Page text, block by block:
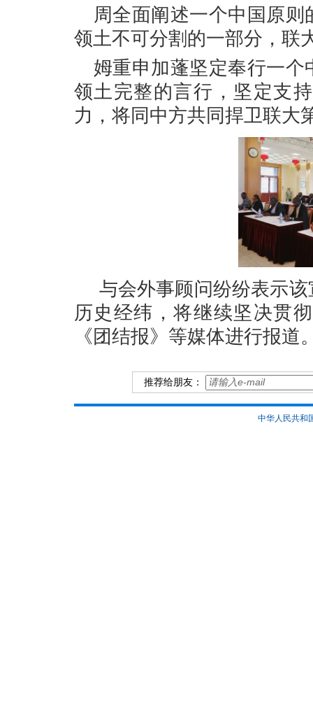
周全面阐述一个中国原
领土不可分割的一部分，联
姆重申加蓬坚定奉行一
领土完整的言行，坚定支
力，将同中方共同捍卫联大
与会外事顾问纷纷表示
历史经纬，将继续坚决贯
《团结报》等媒体进行报道
推荐给朋友：
中华人民共和